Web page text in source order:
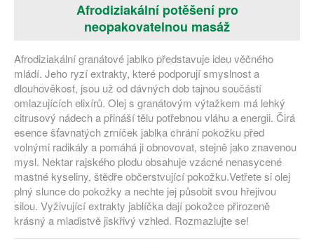
Afrodiziakální potěšení pro
neopakovatelnou masáž
Afrodiziakální granátové jablko představuje ideu věčného
mládí. Jeho ryzí extrakty, které podporují smyslnost a
dlouhověkost, jsou už od dávných dob tajnou součástí
omlazujících elixírů. Olej s granátovým výtažkem má lehký
citrusový nádech a přináší tělu potřebnou vláhu a energii. Čirá
esence šťavnatých zrníček jablka chrání pokožku před
volnými radikály a pomáhá ji obnovovat, stejně jako znavenou
mysl. Nektar rajského plodu obsahuje vzácné nenasycené
mastné kyseliny, štědře občerstvující pokožku.Vetřete si olej
plný slunce do pokožky a nechte jej působit svou hřejivou
silou. Vyživující extrakty jablíčka dají pokožce přirozeně
krásný a mladistvě jiskřivý vzhled. Rozmazlujte se!